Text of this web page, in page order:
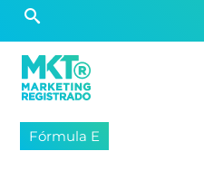
Fórmula E